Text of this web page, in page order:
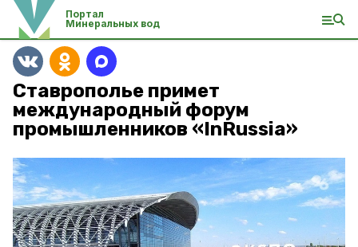
Портал
Минеральных вод
Ставрополье примет
международный форум
промышленников «InRussia»